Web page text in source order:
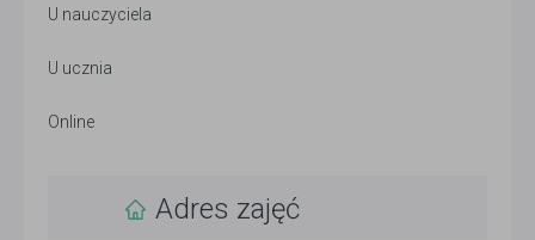
U nauczyciela
U ucznia
Online
Adres zajęć